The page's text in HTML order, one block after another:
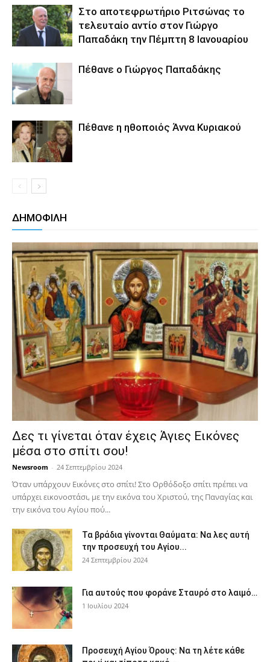
Στο αποτεφρωτήριο Ριτσώνας το
τελευταίο αντίο στον Γιώργο
Παπαδάκη την Πέμπτη 8 Ιανουαρίου
Πέθανε ο Γιώργος Παπαδάκης
Πέθανε η ηθοποιός Άννα Κυριακού
ΔΗΜΟΦΙΛΗ
Δες τι γίνεται όταν έχεις Άγιες Εικόνες
μέσα στο σπίτι σου!
Newsroom - 24 Σεπτεμβρίου 2024
Όταν υπάρχουν Εικόνες στο σπίτι! Στο Ορθόδοξο σπίτι πρέπει να
υπάρχει εικονοστάσι, με την εικόνα του Χριστού, της Παν­αγίας και
την εικόνα του Αγίου πού...
Τα βράδια γίνονται Θαύματα: Να λες αυτή
την προσευχή του Αγίου...
24 Σεπτεμβρίου 2024
Για αυτούς που φοράνε Σταυρό στο λαιμό…
1 Ιουλίου 2024
Προσευχή Αγίου Όρους: Να τη λέτε κάθε